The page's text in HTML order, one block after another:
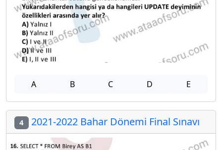
A B C D E
4 2021-2022 Bahar Dönemi Final Sınavı